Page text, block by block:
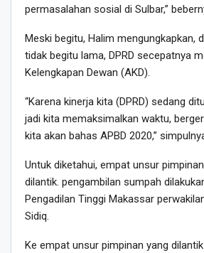
permasalahan sosial di Sulbar,”
Meski begitu, Halim mengungkapkan,
tidak begitu lama, DPRD secepatnya
Kelengkapan Dewan (AKD).
“Karena kinerja kita (DPRD) sedang
jadi kita memaksimalkan waktu,
kita akan bahas APBD 2020,”
Untuk diketahui, empat unsur
dilantik. pengambilan sumpah
Pengadilan Tinggi Makassar
Sidiq.
Ke empat unsur pimpinan yang